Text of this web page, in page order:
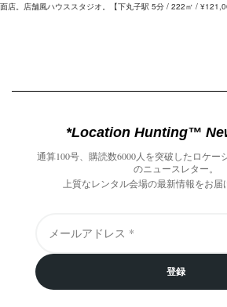
面店。店舗風ハウススタジオ。【下丸子駅 5分 / 222㎡ /
*Location Hunting™️
通算100号、購読数6000人を突破したロケ
のニュースレター。
上質なレンタル会場の最新情報をお届
登録